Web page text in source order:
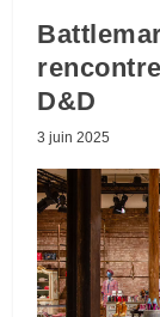
D&D
3 juin 2025